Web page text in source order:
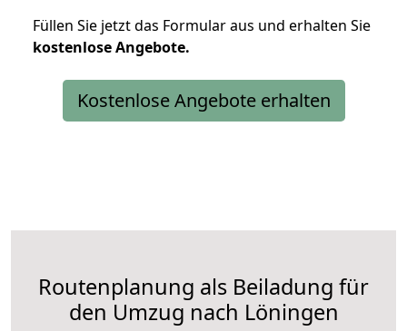
Füllen Sie jetzt das Formular aus und erhalten Sie
kostenloseAngebote.
Kostenlose Angebote erhalten
Routenplanung als Beiladung für
den Umzug nach Löningen